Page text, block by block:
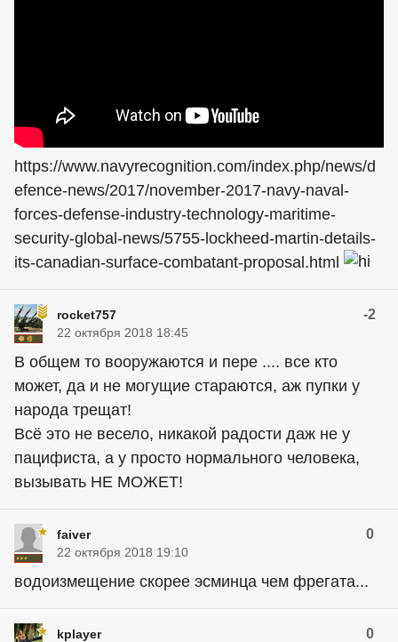
https://www.navyrecognition.com/index.php/news/d
efence-news/2017/november-2017-navy-naval-
forces-defense-industry-technology-maritime-
security-global-news/5755-lockheed-martin-details-
its-canadian-surface-combatant-proposal.html
rocket757 -2
22 октября 2018 18:45
В общем то вооружаются и пере .... все кто
может, да и не могущие стараются, аж пупки у
народа трещат!
Всё это не весело, никакой радости даж не у
пацифиста, а у просто нормального человека,
вызывать НЕ МОЖЕТ!
faiver 0
22 октября 2018 19:10
водоизмещение скорее эсминца чем фрегата...
kplayer 0